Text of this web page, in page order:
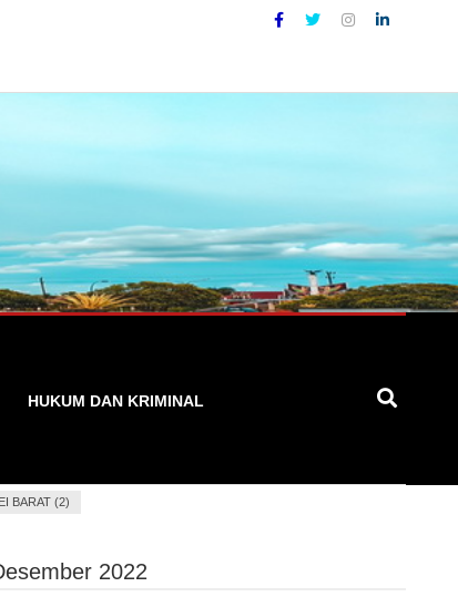
Cepat, dan Terpercaya
HUKUM DAN KRIMINAL
BARAT (2)
2022